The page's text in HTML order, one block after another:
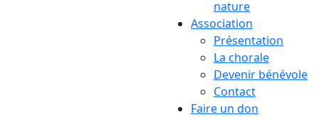
nature
Association
Présentation
La chorale
Devenir bénévole
Contact
Faire un don